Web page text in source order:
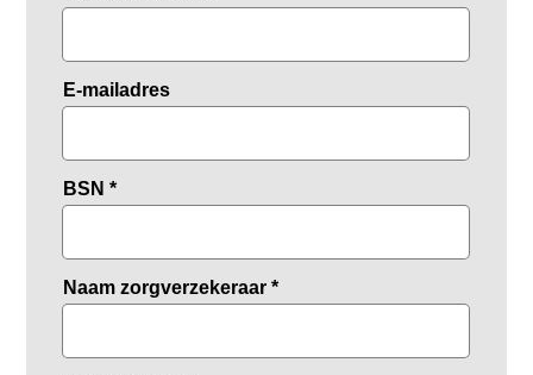
E-mailadres
BSN*
Naam zorgverzekeraar*